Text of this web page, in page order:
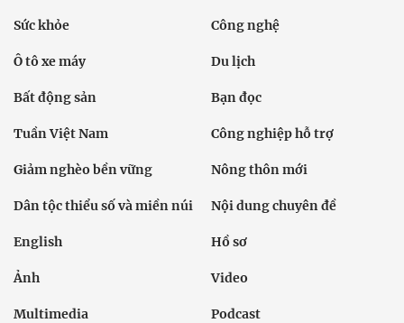
Sức khỏe Công nghệ
Ô tô xe máy Du lịch
Bất động sản Bạn đọc
Tuần Việt Nam Công nghiệp hỗ trợ
Giảm nghèo bền vững Nông thôn mới
Dân tộc thiểu số và miền núi Nội dung chuyên đề
English Hồ sơ
Ảnh Video
Multimedia Podcast